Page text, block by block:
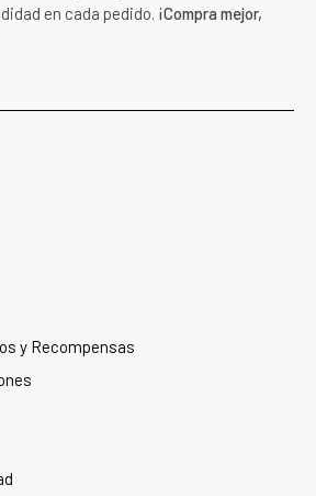
en cada pedido. ¡Compra mejor,
y Recompensas